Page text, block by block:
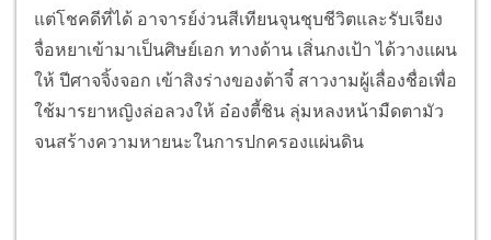
แต่โชคดีที่ได้ อาจารย์ง่วนสีเทียนจุนชุบชีวิตและรับเจียง
จื่อหยาเข้ามาเป็นศิษย์เอก ทางด้าน เสิ่นกงเป้า ได้วางแผน
ให้ ปีศาจจิ้งจอก เข้าสิงร่างของต้าจี๋ สาวงามผู้เลื่องชื่อเพื่อ
ใช้มารยาหญิงล่อลวงให้ อ๋องตี้ชิน ลุ่มหลงหน้ามืดตามัว
จนสร้างความหายนะในการปกครองแผ่นดิน